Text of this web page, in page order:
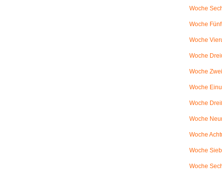
Woche
Woche
Woche
Woche
Woche
Woche
Woche
Woche
Woche
Woche
Woche